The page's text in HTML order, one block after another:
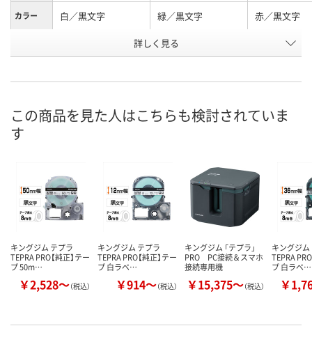
カラー 白／黒文字 緑／黒文字 赤／黒文字
E963879 E963892
8月9日（日）
カゴへ
詳しく見る
この商品を見た人はこちらも検討されていま
す
キングジム テプラ
TEPRA PRO【純正】テー
プ 50m…
￥2,528～（税込）
キングジム テプラ
TEPRA PRO【純正】テー
プ 白ラベ…
￥914～（税込）
キングジム 「テプラ」
PRO PC接続＆スマホ
接続専用機
￥15,375～（税込）
キングジム
TEPRA
プ 白ラベ…
￥